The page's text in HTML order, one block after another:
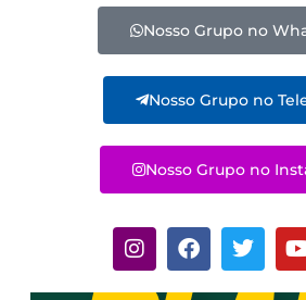
Nosso Grupo no
Nosso Grupo no
Nosso Grupo no